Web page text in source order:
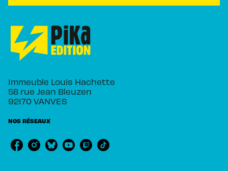
Immeuble Louis Hachette
58 rue Jean Bleuzen
92170 VANVES
NOS RÉSEAUX